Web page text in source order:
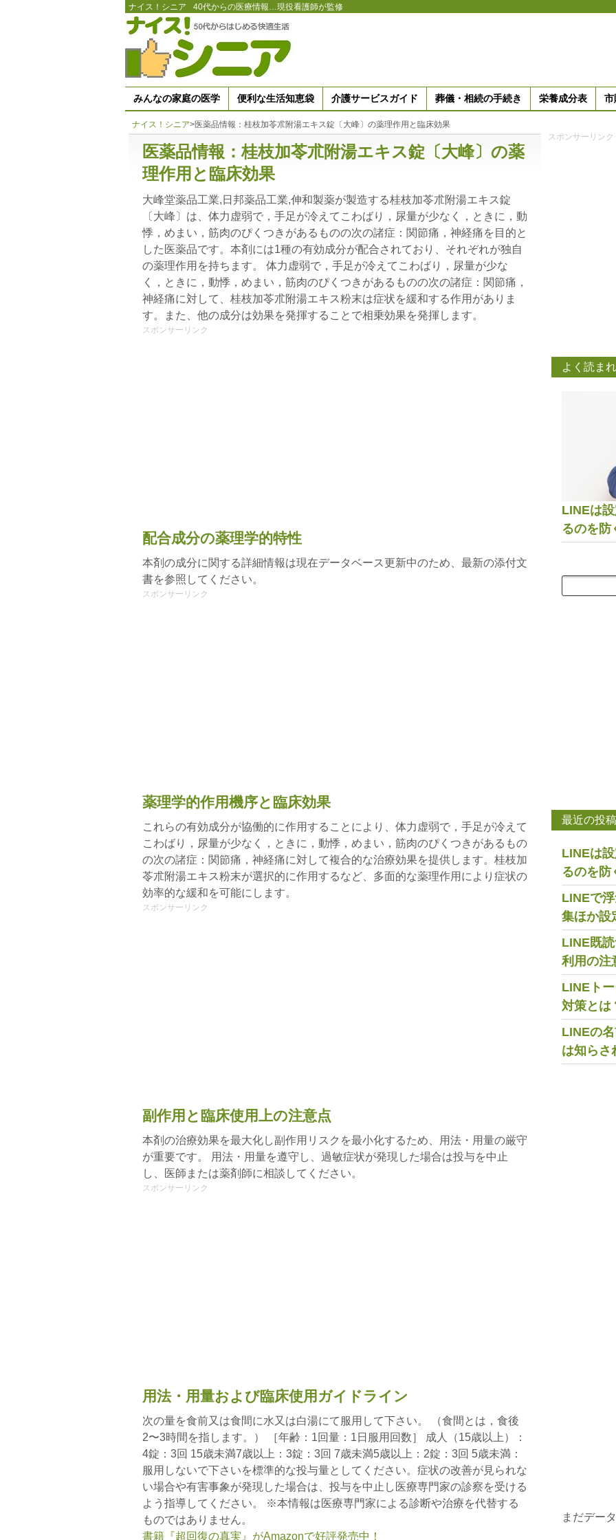
ナイス！シニア 40代からの医療情報…現役看護師が監修
みんなの家庭の医学 便利な生活知恵袋 介護サービスガイド 葬儀・相続の手続き 栄養成分表 市
ナイス！シニア>医薬品情報：桂枝加苓朮附湯エキス錠〔大峰〕の薬理作用と臨床効果
医薬品情報：桂枝加苓朮附湯エキス錠〔大峰〕の薬
理作用と臨床効果
大峰堂薬品工業,日邦薬品工業,伸和製薬が製造する桂枝加苓朮附湯エキス錠
〔大峰〕は、体力虚弱で，手足が冷えてこわばり，尿量が少なく，ときに，動
悸，めまい，筋肉のぴくつきがあるものの次の諸症：関節痛，神経痛を目的と
した医薬品です。本剤には1種の有効成分が配合されており、それぞれが独自
の薬理作用を持ちます。 体力虚弱で，手足が冷えてこわばり，尿量が少な
く，ときに，動悸，めまい，筋肉のぴくつきがあるものの次の諸症：関節痛，
神経痛に対して、桂枝加苓朮附湯エキス粉末は症状を緩和する作用がありま
す。また、他の成分は効果を発揮することで相乗効果を発揮します。
スポンサーリンク
配合成分の薬理学的特性
本剤の成分に関する詳細情報は現在データベース更新中のため、最新の添付文
書を参照してください。
スポンサーリンク
薬理学的作用機序と臨床効果
これらの有効成分が協働的に作用することにより、体力虚弱で，手足が冷えて
こわばり，尿量が少なく，ときに，動悸，めまい，筋肉のぴくつきがあるもの
の次の諸症：関節痛，神経痛に対して複合的な治療効果を提供します。桂枝加
苓朮附湯エキス粉末が選択的に作用するなど、多面的な薬理作用により症状の
効率的な緩和を可能にします。
スポンサーリンク
副作用と臨床使用上の注意点
本剤の治療効果を最大化し副作用リスクを最小化するため、用法・用量の厳守
が重要です。 用法・用量を遵守し、過敏症状が発現した場合は投与を中止
し、医師または薬剤師に相談してください。
スポンサーリンク
用法・用量および臨床使用ガイドライン
次の量を食前又は食間に水又は白湯にて服用して下さい。 （食間とは，食後
2〜3時間を指します。） ［年齢：1回量：1日服用回数］ 成人（15歳以上）：
4錠：3回 15歳未満7歳以上：3錠：3回 7歳未満5歳以上：2錠：3回 5歳未満：
服用しないで下さいを標準的な投与量としてください。症状の改善が見られな
い場合や有害事象が発現した場合は、投与を中止し医療専門家の診察を受ける
よう指導してください。 ※本情報は医療専門家による診断や治療を代替する
ものではありません。
書籍『超回復の真実』がAmazonで好評発売中！
スポンサーリンク
よく読ま
LINEは
るのを防
最近の投稿
LINEは
るのを防
LINEで
集ほか設
LINE既
利用の注
LINEト
対策とは
LINEの
は知らさ
まだデー